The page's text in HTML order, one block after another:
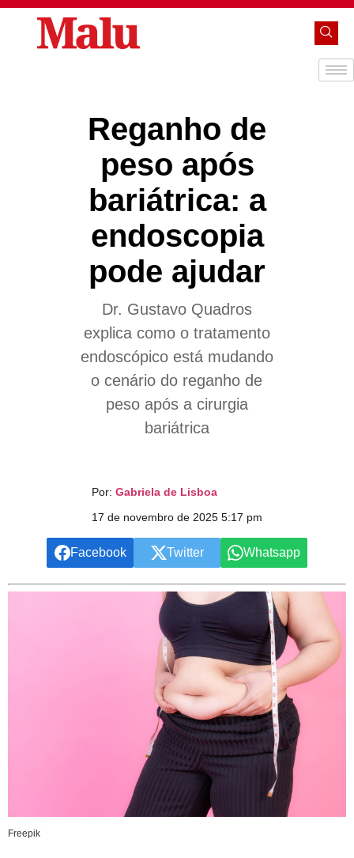
Reganho de
peso após
bariátrica: a
endoscopia
pode ajudar
Dr. Gustavo Quadros
explica como o tratamento
endoscópico está mudando
o cenário do reganho de
peso após a cirurgia
bariátrica
Por: Gabriela de Lisboa
17 de novembro de 2025 5:17 pm
Facebook Twitter Whatsapp
Freepik